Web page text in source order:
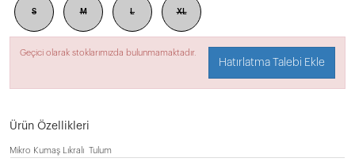
S M L XL
Geçici olarak stoklarımızda bulunmamaktadır.
Hatırlatma Talebi Ekle
Ürün Özellikleri
Mikro Kumaş Lıkralı Tulum